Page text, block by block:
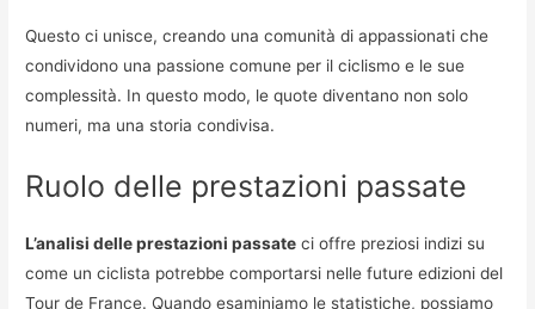
Questo ci unisce, creando una comunità di appassionati che
condividono una passione comune per il ciclismo e le sue
complessità. In questo modo, le quote diventano non solo
numeri, ma una storia condivisa.
Ruolo delle prestazioni passate
L’analisi delle prestazioni passate ci offre preziosi indizi su
come un ciclista potrebbe comportarsi nelle future edizioni del
Tour de France. Quando esaminiamo le statistiche, possiamo